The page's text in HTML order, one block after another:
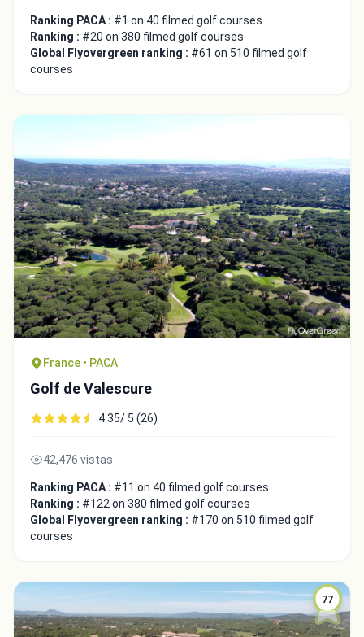
Ranking PACA : #1 on 40 filmed golf courses
Ranking : #20 on 380 filmed golf courses
Global Flyovergreen ranking : #61 on 510 filmed golf
courses
France • PACA
Golf de Valescure
4.35/ 5 (26)
42,476 vistas
Ranking PACA : #11 on 40 filmed golf courses
Ranking : #122 on 380 filmed golf courses
Global Flyovergreen ranking : #170 on 510 filmed golf
courses
77